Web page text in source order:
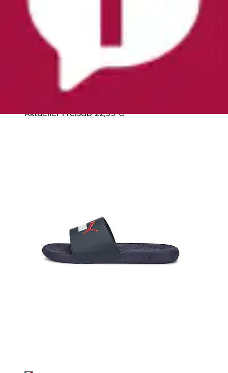
Badesandale »COOL CAT 20« leicht profiliertes
Laufsohlenprofil, ohne Verschluss, aus...
Aktueller Preisab22,99 €